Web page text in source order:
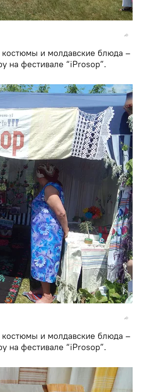
и молдавские блюда –
на фестивале “iProsop”.
и молдавские блюда –
на фестивале “iProsop”.